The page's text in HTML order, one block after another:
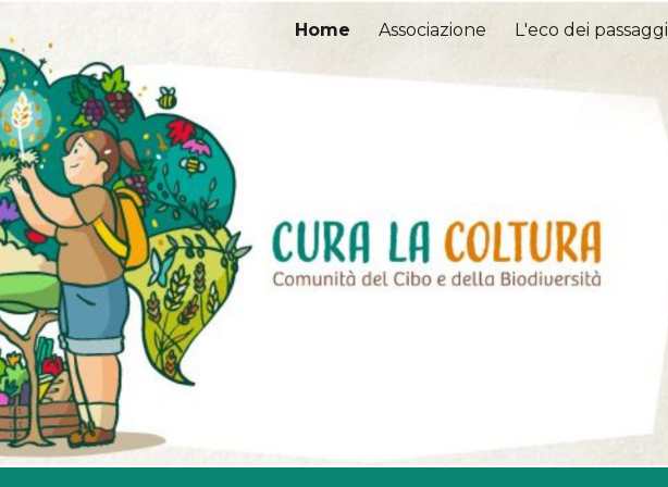
to main content Skip to navigation
Home Associazione L'eco dei passaggi